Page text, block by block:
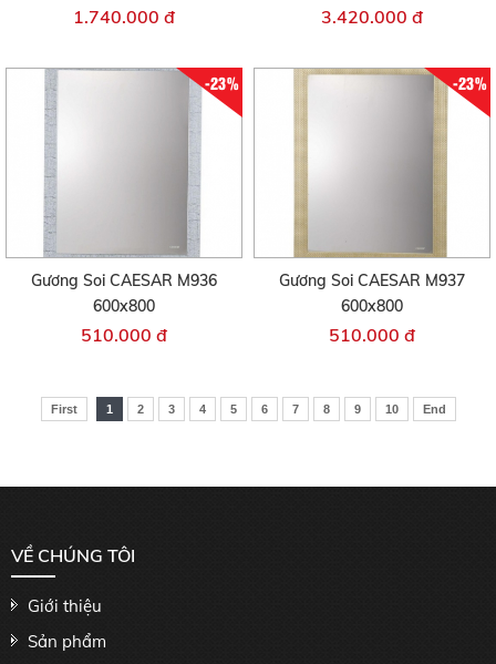
1.740.000 đ 3.420.000 đ
-23%
Gương Soi CAESAR M936
600x800
510.000 đ
-23%
Gương Soi CAESAR M937
600x800
510.000 đ
First 1 2 3 4 5 6 7 8 9 10 End
VỀ CHÚNG TÔI
Giới thiệu
Sản phẩm